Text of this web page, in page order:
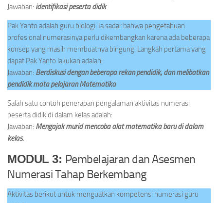
Jawaban: identifikasi peserta didik
Pak Yanto adalah guru biologi. Ia sadar bahwa pengetahuan
profesional numerasinya perlu dikembangkan karena ada beberapa
konsep yang masih membuatnya bingung. Langkah pertama yang
dapat Pak Yanto lakukan adalah:
Jawaban: Berdiskusi dengan beberapa rekan pendidik, dan melibatkan
pendidik mata pelajaran Matematika
Salah satu contoh penerapan pengalaman aktivitas numerasi
peserta didik di dalam kelas adalah:
Jawaban: Mengajak murid mencoba alat matematika baru di dalam
kelas.
MODUL 3: Pembelajaran dan Asesmen
Numerasi Tahap Berkembang
Aktivitas berikut untuk menguatkan kompetensi numerasi guru